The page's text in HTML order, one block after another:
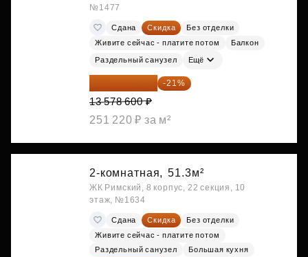
№1477
Сдана Скидка
Без отделки
Живите сейчас - платите потом
Балкон
Раздельный санузел Ещё
10 727 094 ₽ -21%
13 578 600 ₽
251 220 ₽ за м²
2-комнатная, 51.3м²
ЖК Римский, 8 корпус, 22 секция, 10
этаж, №1634
Сдана Скидка
Без отделки
Живите сейчас - платите потом
Раздельный санузел
Большая кухня